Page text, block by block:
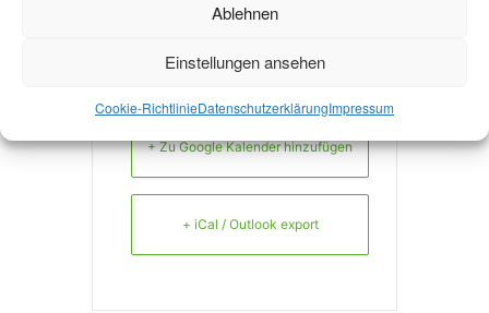
Ablehnen
Einstellungen ansehen
Cookie-RichtlinieDatenschutzerklärungImpressum
+ Zu Google Kalender hinzufügen
+ iCal / Outlook export